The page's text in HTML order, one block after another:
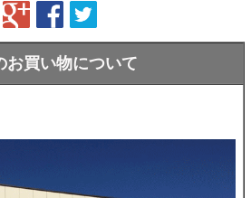
お買い物について